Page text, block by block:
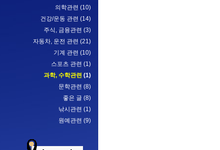
의학관련 (10)
건강/운동 관련 (14)
주식, 금융관련 (3)
자동차, 운전 관련 (21)
기계 관련 (10)
스포츠 관련 (1)
과학, 수학관련 (1)
문학관련 (8)
좋은 글 (8)
낚시관련 (1)
원예관련 (9)